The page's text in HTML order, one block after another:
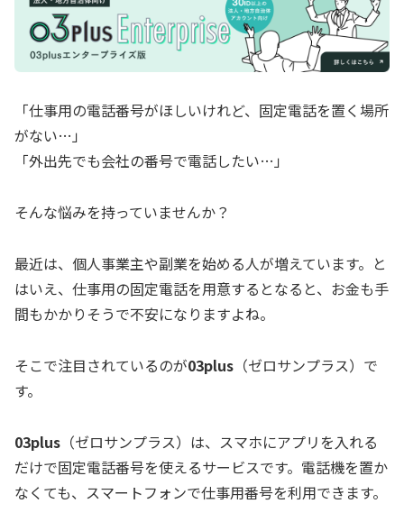
「仕事用の電話番号がほしいけれど、固定電話を置く場所
がない…」
「外出先でも会社の番号で電話したい…」
そんな悩みを持っていませんか？
最近は、個人事業主や副業を始める人が増えています。と
はいえ、仕事用の固定電話を用意するとなると、お金も手
間もかかりそうで不安になりますよね。
そこで注目されているのが03plus （ゼロサンプラス）で
す。
03plus （ゼロサンプラス）は、スマホにアプリを入れる
だけで固定電話番号を使えるサービスです。電話機を置か
なくても、スマートフォンで仕事用番号を利用できます。